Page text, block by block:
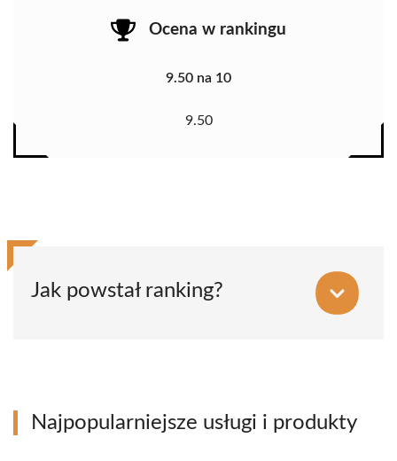
Ocena w rankingu
9.50 na 10
9.50
Jak powstał ranking?
Najpopularniejsze usługi i produkty